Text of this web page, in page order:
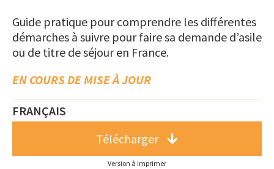
Guide pratique pour comprendre les différentes
démarches à suivre pour faire sa demande d’asile
ou de titre de séjour en France.
EN COURS DE MISE À JOUR
FRANÇAIS
Télécharger
Version à imprimer